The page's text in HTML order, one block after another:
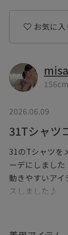
お気に
156cm
2026.06.09
31Tシャツ
31のTシャツを
ーデにしました
動きやすいア
スしました♪
LINEで京阪百
をタップ！！